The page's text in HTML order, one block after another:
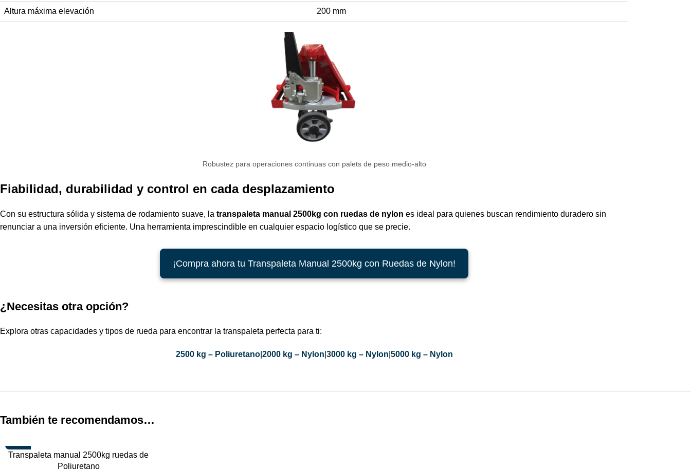
Altura máxima elevación 200 mm
Robustez para operaciones continuas con palets de peso medio-alto
Fiabilidad, durabilidad y control en cada desplazamiento
Con su estructura sólida y sistema de rodamiento suave, la transpaleta manual 2500kg con ruedas de nylon es ideal para quienes buscan rendimiento duradero sin
renunciar a una inversión eficiente. Una herramienta imprescindible en cualquier espacio logístico que se precie.
¡Compra ahora tu Transpaleta Manual 2500kg con Ruedas de Nylon!
¿Necesitas otra opción?
Explora otras capacidades y tipos de rueda para encontrar la transpaleta perfecta para ti:
2500 kg – Poliuretano| 2000 kg – Nylon 3000 kg – Nylon 5000 kg – Nylon
También te recomendamos…
-17%
Transpaleta manual 2500kg ruedas de
Poliuretano